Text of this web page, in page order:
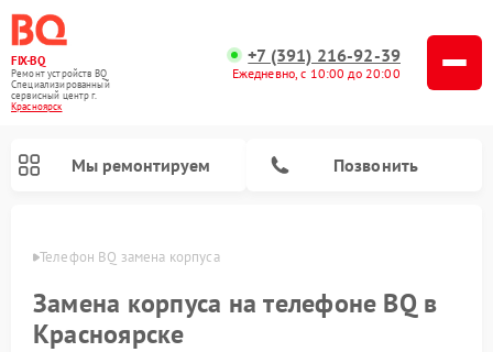
FIX-BQ
Ремонт устройств BQ
Специализированный
cервисный центр г.
Красноярск
+7 (391) 216-92-39
Ежедневно, с 10:00 до 20:00
Мы ремонтируем Позвонить
Телефон BQ замена корпуса
Замена корпуса на телефоне BQ в
Красноярске